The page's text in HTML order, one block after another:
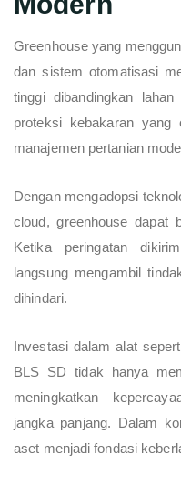
Greenhouse yang
dan sistem otomatisasi
tinggi dibandingkan
proteksi kebakaran yang
manajemen pertanian
Dengan mengadopsi
cloud, greenhouse dapat
Ketika peringatan
langsung mengambil
dihindari.
Investasi dalam alat
BLS SD tidak hanya
meningkatkan
jangka panjang. Dalam
aset menjadi fondasi